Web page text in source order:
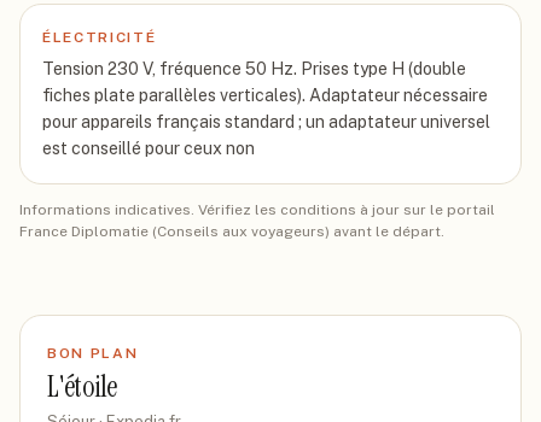
ÉLECTRICITÉ
Tension 230 V, fréquence 50 Hz. Prises type H (double
fiches plate parallèles verticales). Adaptateur nécessaire
pour appareils français standard ; un adaptateur universel
est conseillé pour ceux non
Informations indicatives. Vérifiez les conditions à jour sur le portail
France Diplomatie (Conseils aux voyageurs) avant le départ.
BON PLAN
L'étoile